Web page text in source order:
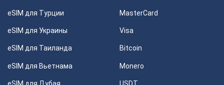
eSIM для Турции
eSIM для Украины
eSIM для Таиланда
eSIM для Вьетнама
MasterCard
Visa
Bitcoin
Monero